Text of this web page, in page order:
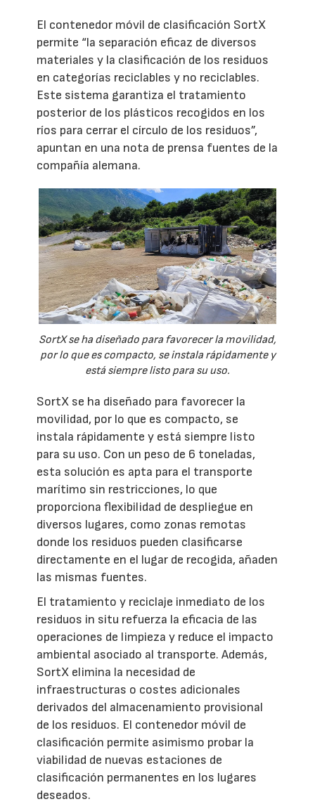
El contenedor móvil de clasificación SortX
permite “la separación eficaz de diversos
materiales y la clasificación de los residuos
en categorías reciclables y no reciclables.
Este sistema garantiza el tratamiento
posterior de los plásticos recogidos en los
ríos para cerrar el círculo de los residuos”,
apuntan en una nota de prensa fuentes de la
compañía alemana.
SortX se ha diseñado para favorecer la movilidad,
por lo que es compacto, se instala rápidamente y
está siempre listo para su uso.
SortX se ha diseñado para favorecer la
movilidad, por lo que es compacto, se
instala rápidamente y está siempre listo
para su uso. Con un peso de 6 toneladas,
esta solución es apta para el transporte
marítimo sin restricciones, lo que
proporciona flexibilidad de despliegue en
diversos lugares, como zonas remotas
donde los residuos pueden clasificarse
directamente en el lugar de recogida, añaden
las mismas fuentes.
El tratamiento y reciclaje inmediato de los
residuos in situ refuerza la eficacia de las
operaciones de limpieza y reduce el impacto
ambiental asociado al transporte. Además,
SortX elimina la necesidad de
infraestructuras o costes adicionales
derivados del almacenamiento provisional
de los residuos. El contenedor móvil de
clasificación permite asimismo probar la
viabilidad de nuevas estaciones de
clasificación permanentes en los lugares
deseados.